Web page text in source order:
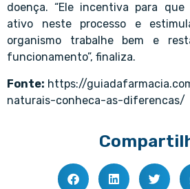
doença. “Ele incentiva para
ativo neste processo e
organismo trabalhe bem e
funcionamento”, finaliza.
Fonte: https://
naturais-conheca-as-diferencas/